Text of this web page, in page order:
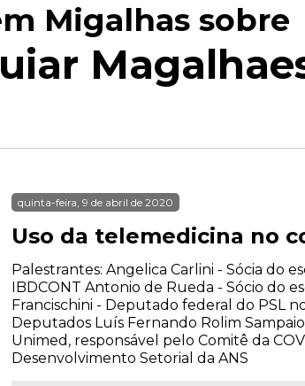
Migalhas sobre
quinta-feira, 9 de abril de 2020
Uso da telemedicina no
Palestrantes: Angelica Carlini - Sócia do
IBDCONT Antonio de Rueda - Sócio do
Francischini - Deputado federal do PSL
Deputados Luís Fernando Rolim
Unimed, responsável pelo Comitê da
Desenvolvimento Setorial da ANS